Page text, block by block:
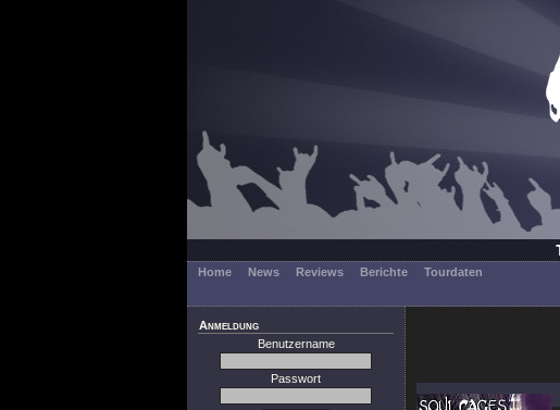
Home News Reviews Berichte
Tourdaten
Anmeldung
Benutzername
Passwort